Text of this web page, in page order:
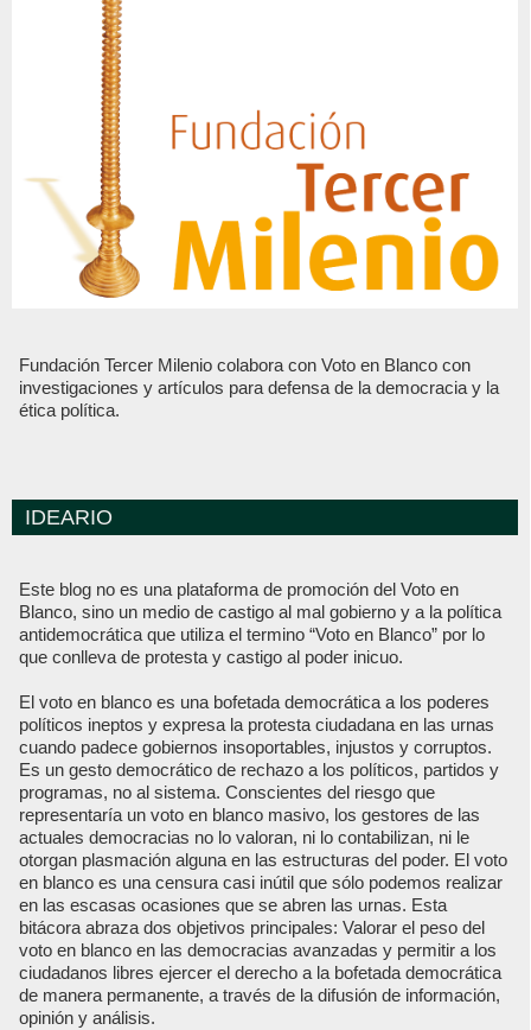
Fundación Tercer Milenio colabora con Voto en Blanco con
investigaciones y artículos para defensa de la democracia y la
ética política.
IDEARIO
Este blog no es una plataforma de promoción del Voto en
Blanco, sino un medio de castigo al mal gobierno y a la política
antidemocrática que utiliza el termino “Voto en Blanco” por lo
que conlleva de protesta y castigo al poder inicuo.
El voto en blanco es una bofetada democrática a los poderes
políticos ineptos y expresa la protesta ciudadana en las urnas
cuando padece gobiernos insoportables, injustos y corruptos.
Es un gesto democrático de rechazo a los políticos, partidos y
programas, no al sistema. Conscientes del riesgo que
representaría un voto en blanco masivo, los gestores de las
actuales democracias no lo valoran, ni lo contabilizan, ni le
otorgan plasmación alguna en las estructuras del poder. El voto
en blanco es una censura casi inútil que sólo podemos realizar
en las escasas ocasiones que se abren las urnas. Esta
bitácora abraza dos objetivos principales: Valorar el peso del
voto en blanco en las democracias avanzadas y permitir a los
ciudadanos libres ejercer el derecho a la bofetada democrática
de manera permanente, a través de la difusión de información,
opinión y análisis.